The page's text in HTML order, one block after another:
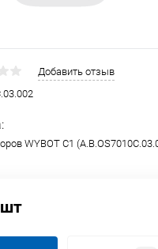
Добавить отзыв
WYBOT С1